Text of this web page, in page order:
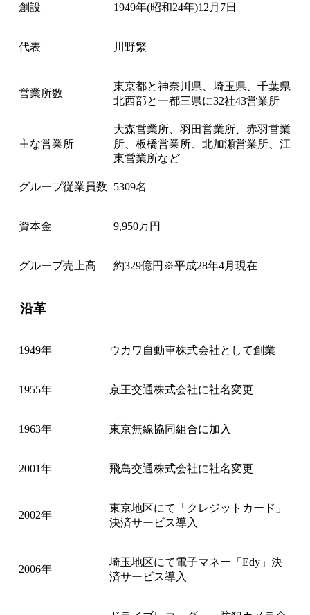
創設 1949年(昭和24年)12月7日
代表 川野繁
営業所数
東京都と神奈川県、埼玉県、千葉県
北西部と一都三県に32社43営業所
主な営業所
大森営業所、羽田営業所、赤羽営業
所、板橋営業所、北加瀬営業所、江
東営業所など
グループ従業員数 5309名
資本金 9,950万円
グループ売上高 約329億円※平成28年4月現在
沿革
1949年 ウカワ自動車株式会社として創業
1955年 京王交通株式会社に社名変更
1963年 東京無線協同組合に加入
2001年 飛鳥交通株式会社に社名変更
2002年
東京地区にて「クレジットカード」
決済サービス導入
2006年
埼玉地区にて電子マネー「Edy」決
済サービス導入